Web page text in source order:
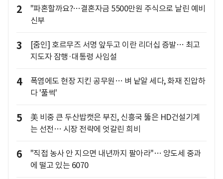
2
"파혼할까요?…결혼자금 5500만원 주식으로 날린 예비
신부
3
[줌인] 호르무즈 서명 앞두고 이란 리더십 증발… 최고
지도자 잠행·대통령 사임설
4
폭염에도 현장 지킨 공무원… 벼 낱알 세다, 화재 진압하
다 '풀썩'
5
美 비중 큰 두산밥캣은 부진, 신흥국 뚫은 HD건설기계
는 선전… 시장 전략에 엇갈린 희비
6
"직접 농사 안 지으면 내년까지 팔아라"… 양도세 중과
에 떨고 있는 6070